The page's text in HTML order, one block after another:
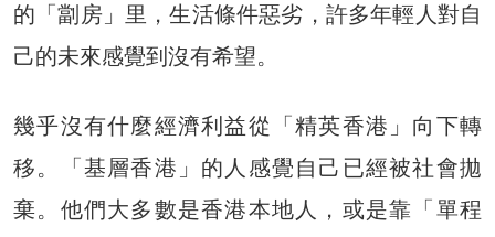
的「劏房」里，生活條件惡劣，許多年輕人對自
己的未來感覺到沒有希望。
幾乎沒有什麼經濟利益從「精英香港」向下轉
移。「基層香港」的人感覺自己已經被社會拋
棄。他們大多數是香港本地人，或是靠「單程